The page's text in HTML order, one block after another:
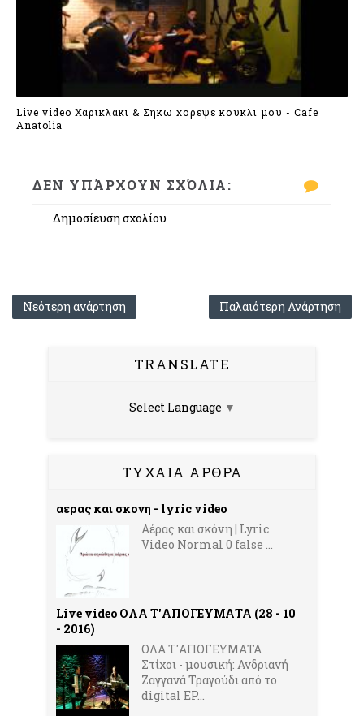
Live video Χαρικλακι & Σηκω χορεψε κουκλι μου - Cafe
Anatolia
ΔΕΝ ΥΠΆΡΧΟΥΝ ΣΧΌΛΙΑ:
Δημοσίευση σχολίου
Νεότερη ανάρτηση Παλαιότερη Ανάρτηση
TRANSLATE
Select Language ▼
ΤΥΧΑΙΑ ΑΡΘΡΑ
αερας και σκονη - lyric video
Αέρας και σκόνη | Lyric
Video Normal 0 false ...
Live video OΛΑ Τ'ΑΠΟΓΕΥΜΑΤΑ (28 - 10
- 2016)
OΛΑ Τ'ΑΠΟΓΕΥΜΑΤΑ
Στίχοι - μουσική: Ανδριανή
Ζαγγανά Τραγούδι από το
digital EP...